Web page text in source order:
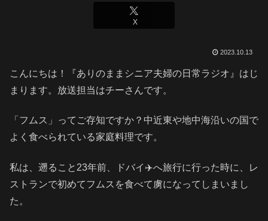
X
2023.10.13
こんにちは！『ありのままシニア夫婦の日常ラジオ』はじ
まります。放送担当はチーさんです。
「フムス」ってご存知ですか？中近東や地中海沿いの国で
よく食べられている家庭料理です。
私は、遡ること23年前、ドバイ✈️へ旅行に行った時に、レ
ストランで初めてフムスを食べて虜になってしまいまし
た。